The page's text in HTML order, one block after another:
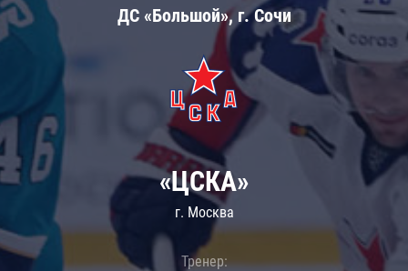
ДС «Большой», г. Сочи
«ЦСКА»
г. Москва
Тренер: